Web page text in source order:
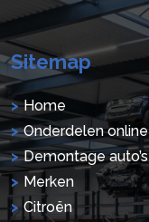
Sitemap
Home
Onderdelen online
Demontage auto’s
Merken
Citroën